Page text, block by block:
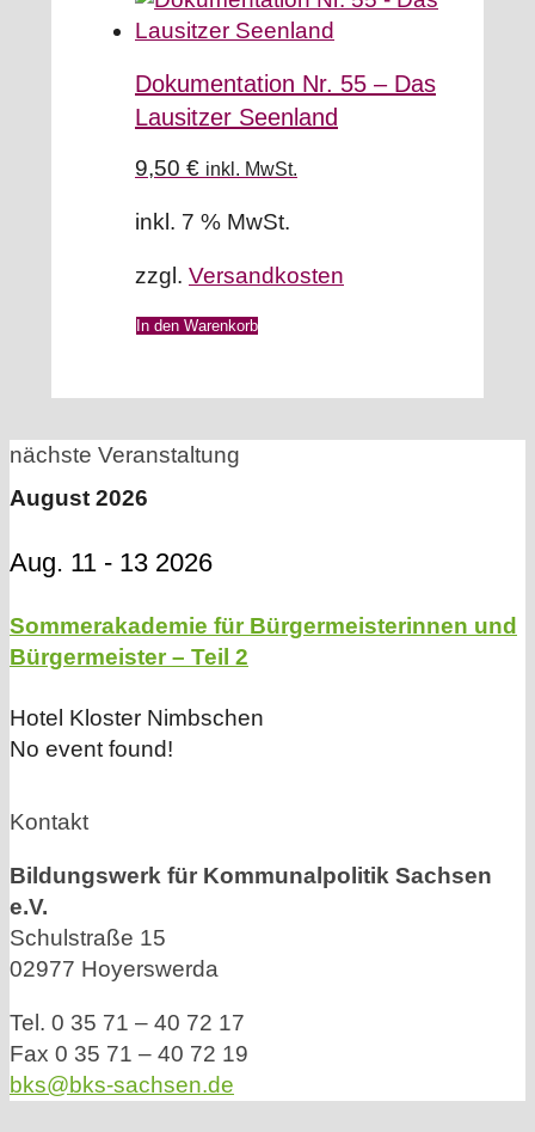
Dokumentation Nr. 55 – Das
Lausitzer Seenland
9,50 € inkl. MwSt.
inkl. 7 % MwSt.
zzgl. Versandkosten
In den Warenkorb
nächste Veranstaltung
August 2026
Aug. 11 - 13 2026
Sommerakademie für Bürgermeisterinnen und
Bürgermeister – Teil 2
Hotel Kloster Nimbschen
No event found!
Kontakt
Bildungswerk für Kommunalpolitik Sachsen
e.V.
Schulstraße 15
02977 Hoyerswerda
Tel. 0 35 71 – 40 72 17
Fax 0 35 71 – 40 72 19
bks@bks-sachsen.de